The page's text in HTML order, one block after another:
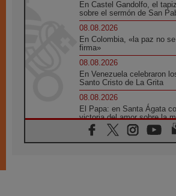
En Castel Gandolfo, el
sobre el sermón de San
08.08.2026
En Colombia, «la paz no
firma»
08.08.2026
En Venezuela celebraron
Santo Cristo de La Grita
08.08.2026
El Papa: en Santa Ágata
victoria del amor sobre la
08.08.2026
León XIV visitará el